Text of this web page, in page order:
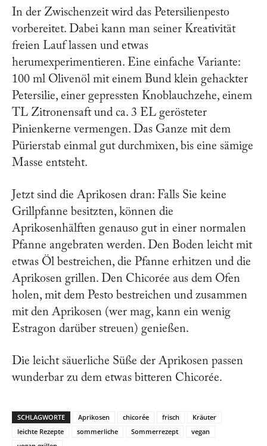
In der Zwischenzeit wird das Petersilienpesto
vorbereitet. Dabei kann man seiner Kreativität
freien Lauf lassen und etwas
herumexperimentieren. Eine einfache Variante:
100 ml Olivenöl mit einem Bund klein gehackter
Petersilie, einer gepressten Knoblauchzehe, einem
TL Zitronensaft und ca. 3 EL gerösteter
Pinienkerne vermengen. Das Ganze mit dem
Pürierstab einmal gut durchmixen, bis eine sämige
Masse entsteht.
Jetzt sind die Aprikosen dran: Falls Sie keine
Grillpfanne besitzten, können die
Aprikosenhälften genauso gut in einer normalen
Pfanne angebraten werden. Den Boden leicht mit
etwas Öl bestreichen, die Pfanne erhitzen und die
Aprikosen grillen. Den Chicorée aus dem Ofen
holen, mit dem Pesto bestreichen und zusammen
mit den Aprikosen (wer mag, kann ein wenig
Estragon darüber streuen) genießen.
Die leicht säuerliche Süße der Aprikosen passen
wunderbar zu dem etwas bitteren Chicorée.
SCHLAGWORTE Aprikosen chicorée frisch
Kräuter
leichte Rezepte
sommerliche Sommerrezept
vegan